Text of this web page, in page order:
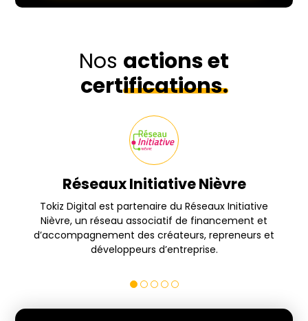
Nos actions et
certifications.
Réseaux Initiative Nièvre
Tokiz Digital est partenaire du Réseaux Initiative
Nièvre, un réseau associatif de financement et
d’accompagnement des créateurs, repreneurs et
développeurs d’entreprise.